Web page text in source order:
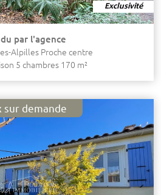
Exclusivité
par l'agence
Alpilles Proche centre
5 chambres 170 m²
sur demande